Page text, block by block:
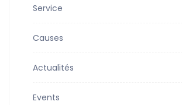
Service
Causes
Actualités
Events